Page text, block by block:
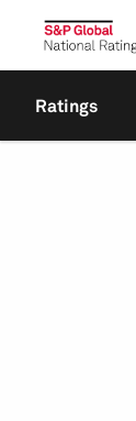
Ratings